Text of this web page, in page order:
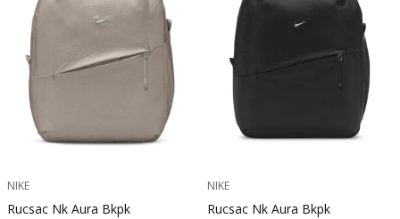
NIKE
Rucsac Nk Aura Bkpk
NIKE
Rucsac Nk Aura Bkpk